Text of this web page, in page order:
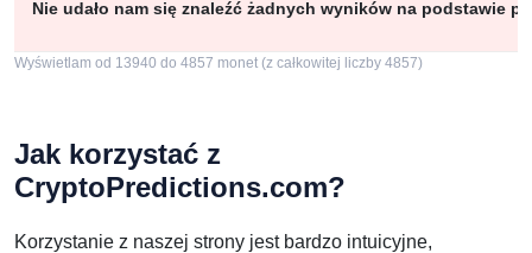
Nie udało nam się znaleźć żadnych wyników na podstawie
Wyświetlam od 13940 do 4857 monet (z całkowitej liczby 4857)
Jak korzystać z
CryptoPredictions.com?
Korzystanie z naszej strony jest bardzo intuicyjne,